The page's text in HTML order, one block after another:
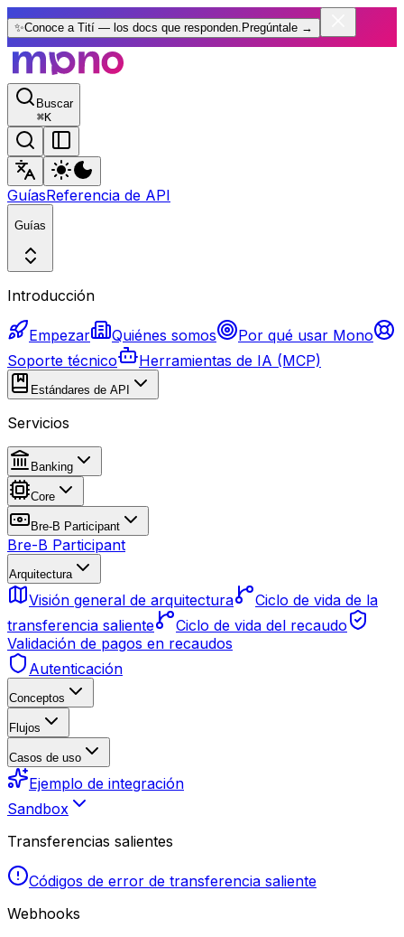
✨Conoce a Tití — los docs que responden. Pregúntale →
Buscar
⌘K
GuíasReferencia de API
Guías
Introducción
Empezar Quiénes somos
Por qué usar Mono
Soporte técnico
Herramientas de IA (MCP)
Estándares de API
Servicios
Banking
Core
Bre-B Participant
Bre-B Participant
Arquitectura
Visión general de arquitectura
Ciclo de vida de la
transferencia saliente
Ciclo de vida del recaudo
Validación de pagos en recaudos
Autenticación
Conceptos
Flujos
Casos de uso
Ejemplo de integración
Sandbox
Transferencias salientes
Códigos de error de transferencia saliente
Webhooks